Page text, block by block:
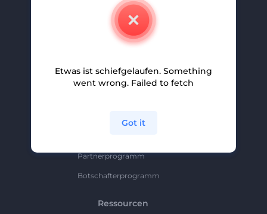
Partnerprogramm
Partnerprogramm
Botschafterprogramm
Ressourcen
Etwas ist schiefgelaufen. Something
went wrong. Failed to fetch
Got it